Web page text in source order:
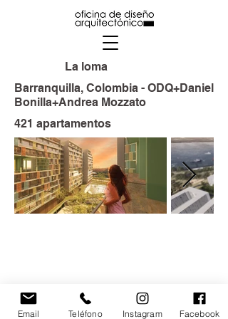
La loma
Barranquilla, Colombia - ODQ+Daniel
Bonilla+Andrea Mozzato
421 apartamentos
Email Teléfono Instagram Facebook